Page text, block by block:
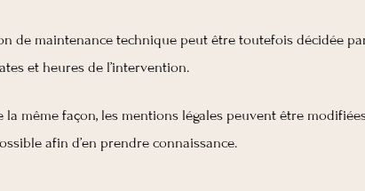
de maintenance technique peut être toutefois décidée
et heures de l’intervention.
même façon, les mentions légales peuvent être
afin d’en prendre connaissance.